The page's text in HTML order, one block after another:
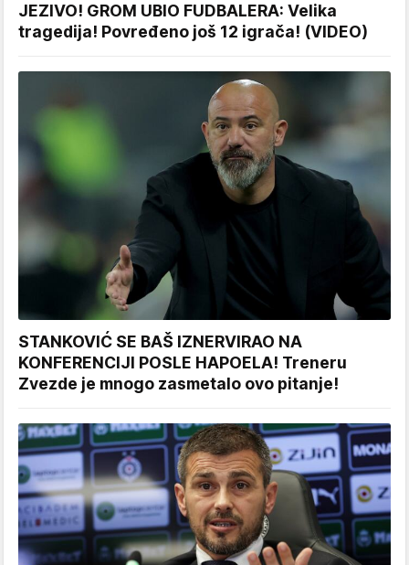
JEZIVO! GROM UBIO FUDBALERA: Velika
tragedija! Povređeno još 12 igrača! (VIDEO)
STANKOVIĆ SE BAŠ IZNERVIRAO NA
KONFERENCIJI POSLE HAPOELA! Treneru
Zvezde je mnogo zasmetalo ovo pitanje!